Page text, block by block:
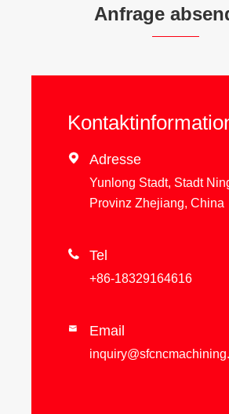
Anfrage
 Adresse
Yunlong Stadt, Stadt
Provinz Zhejiang, China
 Tel
+86-18329164616
 Email